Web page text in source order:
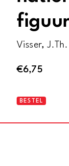
Visser, J.Th.
€6,75
Een
BESTEL